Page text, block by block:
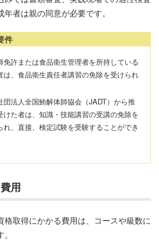
者は親の同意が必要です。
件
免許または食品衛生管理者を所持している
は、食品衛生責任者講習の免除を受けられ
団法人全国鮪解体師協会（JADT）から推
けた者は、知識・技能講習の受講の免除を
れ、直接、検定試験を受験することができ
用
格取得にかかる費用は、コースや級数に